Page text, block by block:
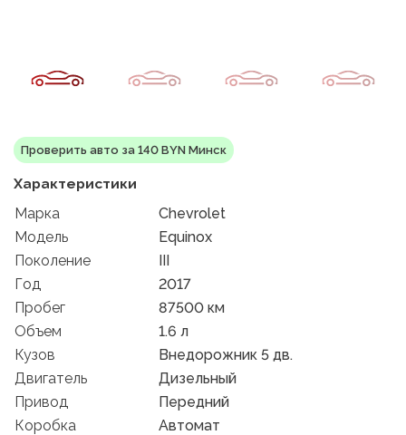
Проверить авто за 140 BYN Минск
Характеристики
Марка
Chevrolet
Модель
Equinox
Поколение
III
Год
2017
Пробег
87500 км
Объем
1.6 л
Кузов
Внедорожник 5 дв.
Двигатель
Дизельный
Привод
Передний
Коробка
Автомат